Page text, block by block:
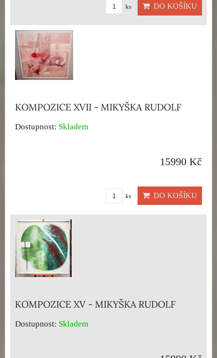
ks DO KOŠÍKU
KOMPOZICE XVII - MIKYŠKA RUDOLF
Dostupnost: Skladem
15990 Kč
ks DO KOŠÍKU
KOMPOZICE XV - MIKYŠKA RUDOLF
Dostupnost: Skladem